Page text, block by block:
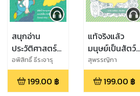
สนุกอ่าน
ประวัติศาสตร์
สุโขทัย (หนังสือ
เสียง)
อพิสิทธิ์ ธีระจารุ
วรรณ
199.00 ฿
แท้จริงแล้ว
มนุษย์เป็นสัตว์
กินพืช (หนังสือ
เสียง)
สุพรรญิกา
199.00 ฿